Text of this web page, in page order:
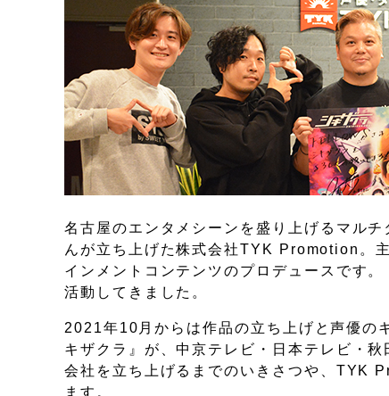
名古屋のエンタメシーンを盛り上げるマルチ
んが立ち上げた株式会社TYK Promotion。
インメントコンテンツのプロデュースです
活動してきました。
2021年10月からは作品の立ち上げと声優の
キザクラ』が、中京テレビ・日本テレビ・
会社を立ち上げるまでのいきさつや、TYK
ます。